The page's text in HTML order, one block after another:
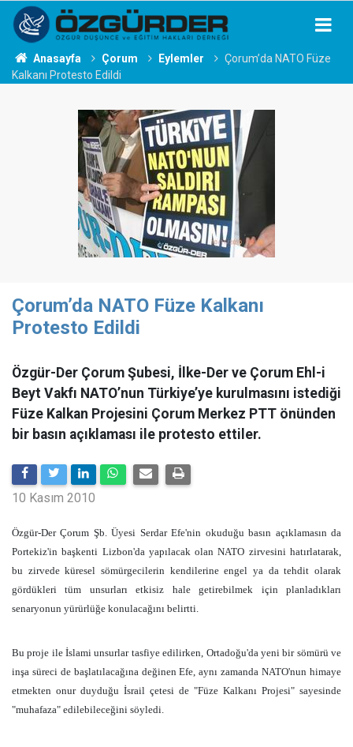
Anasayfa Çorum Eylemler
Çorum’da NATO Füze
Kalkanı Protesto Edildi
Çorum’da NATO Füze Kalkanı
Protesto Edildi
Özgür-Der Çorum Şubesi, İlke-Der ve Çorum Ehl-i
Beyt Vakfı NATO’nun Türkiye’ye kurulmasını istediği
Füze Kalkan Projesini Çorum Merkez PTT önünden
bir basın açıklaması ile protesto ettiler.
10 Kasım 2010
Özgür-Der Çorum Şb. Üyesi Serdar Efe'nin okuduğu basın açıklamasın da
Portekiz'in başkenti Lizbon'da yapılacak olan NATO zirvesini hatırlatarak,
bu zirvede küresel sömürgecilerin kendilerine engel ya da tehdit olarak
gördükleri tüm unsurları etkisiz hale getirebilmek için planladıkları
senaryonun yürürlüğe konulacağını belirtti.
Bu proje ile İslami unsurlar tasfiye edilirken, Ortadoğu'da yeni bir sömürü ve
inşa süreci de başlatılacağına değinen Efe, aynı zamanda NATO'nun himaye
etmekten onur duyduğu İsrail çetesi de "Füze Kalkanı Projesi" sayesinde
"muhafaza" edilebileceğini söyledi.